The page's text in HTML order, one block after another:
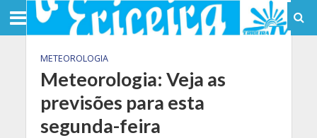
METEOROLOGIA
Meteorologia: Veja as
previsões para esta
segunda-feira